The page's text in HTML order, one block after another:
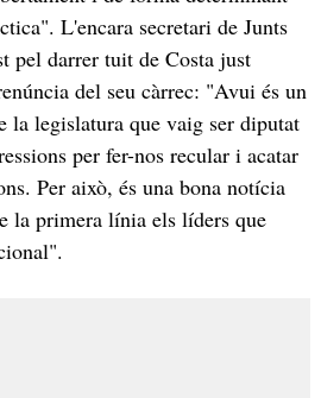
L'encara secretari de Junts
pel darrer tuit de Costa just
del seu càrrec: "Avui és un
la legislatura que vaig ser diputat
per fer-nos recular i acatar
Per això, és una bona notícia
la primera línia els líders que